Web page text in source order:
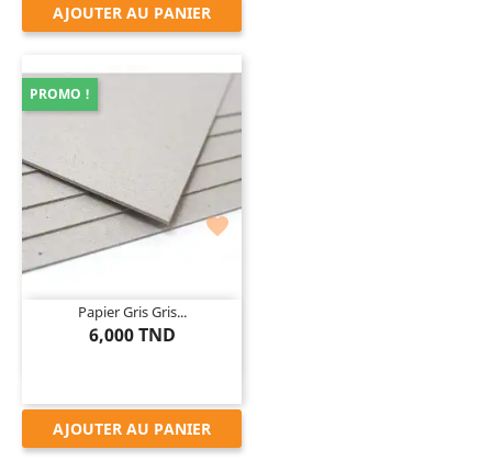
AJOUTER AU PANIER

Papier Gris Gris...
6,000 TND
PROMO !
AJOUTER AU PANIER